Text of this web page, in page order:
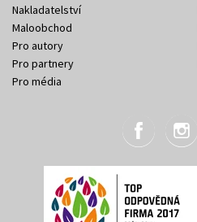
Nakladatelství
Maloobchod
Pro autory
Pro partnery
Pro média